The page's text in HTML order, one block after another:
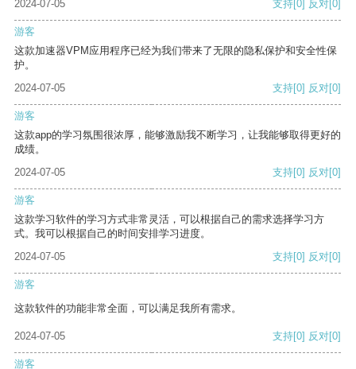
2024-07-05 支持[0] 反对[0]
游客
这款加速器VPM应用程序已经为我们带来了无限的隐私保护和安全性保
护。
2024-07-05
支持[0] 反对[0]
游客
这款app的学习氛围很浓厚，能够激励我不断学习，让我能够取得更好的
成绩。
2024-07-05
支持[0] 反对[0]
游客
这款学习软件的学习方式非常灵活，可以根据自己的需求选择学习方
式。我可以根据自己的时间安排学习进度。
2024-07-05
支持[0] 反对[0]
游客
这款软件的功能非常全面，可以满足我所有需求。
2024-07-05 支持[0] 反对[0]
游客